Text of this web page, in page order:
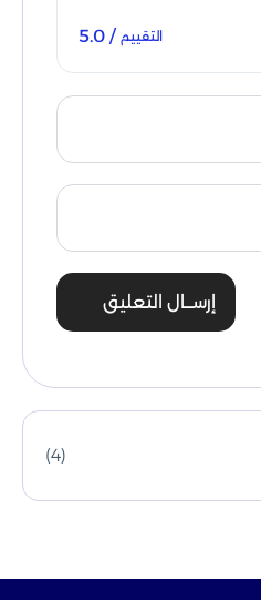
التقييم / 5.0
إرســال التعليق
(4)